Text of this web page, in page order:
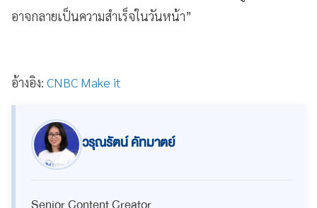
อาจกลายเป็นความสำเร็จในวันหน้า”
อ้างอิง: CNBC Make it
วรุณรัตน์ คัทมาตย์